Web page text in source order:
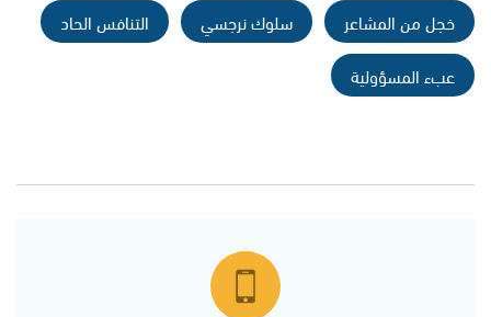
خجل من المشاعر
سلوك نرجسي
التنافس الحاد
عبء المسؤولية